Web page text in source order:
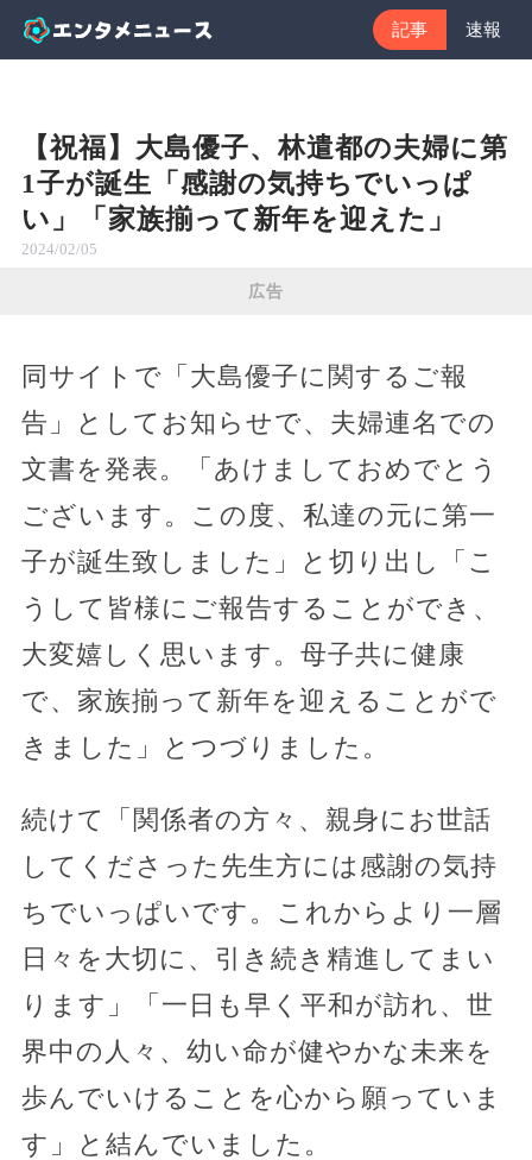
記事 速報
【祝福】大島優子、林遣都の夫婦に第
1子が誕生「感謝の気持ちでいっぱ
い」「家族揃って新年を迎えた」
2024/02/05
広告
同サイトで「大島優子に関するご報
告」としてお知らせで、夫婦連名での
文書を発表。「あけましておめでとう
ございます。この度、私達の元に第一
子が誕生致しました」と切り出し「こ
うして皆様にご報告することができ、
大変嬉しく思います。母子共に健康
で、家族揃って新年を迎えることがで
きました」とつづりました。
続けて「関係者の方々、親身にお世話
してくださった先生方には感謝の気持
ちでいっぱいです。これからより一層
日々を大切に、引き続き精進してまい
ります」「一日も早く平和が訪れ、世
界中の人々、幼い命が健やかな未来を
歩んでいけることを心から願っていま
す」と結んでいました。